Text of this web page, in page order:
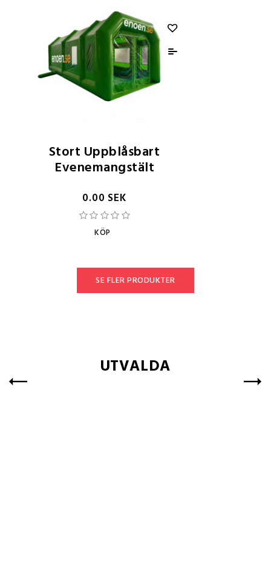
Stort Uppblåsbart
Evenemangstält
0.00 SEK
KÖP
SE FLER PRODUKTER
UTVALDA